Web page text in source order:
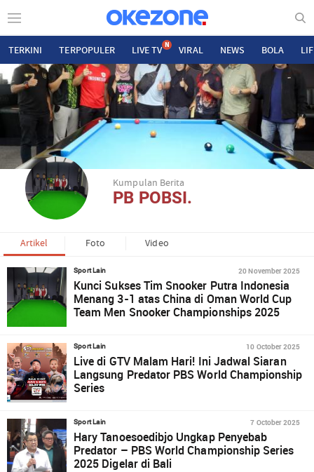
TERKINI TERPOPULER LIVE TV N VIRAL NEWS BOLA
Kumpulan Berita
PB POBSI.
Artikel Foto Video
Sport Lain 20 November 2025
Kunci Sukses Tim Snooker Putra Indonesia
Menang 3-1 atas China di Oman World Cup
Team Men Snooker Championships 2025
Sport Lain 10 October 2025
Live di GTV Malam Hari! Ini Jadwal Siaran
Langsung Predator PBS World Championship
Series
Sport Lain 7 October 2025
Hary Tanoesoedibjo Ungkap Penyebab
Predator – PBS World Championship Series
2025 Digelar di Bali